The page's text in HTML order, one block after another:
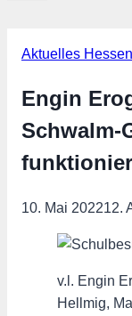
Aktuelles Hessen
Engin
Schwalm-
10. Mai 202212.
v.l. Engin
Hellmig,